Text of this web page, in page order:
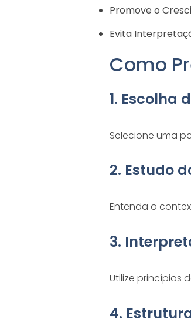
Promove o
Evita
Como
1. Escolha
Selecione uma
2. Estudo
Entenda o
3.
Utilize princípios
4.